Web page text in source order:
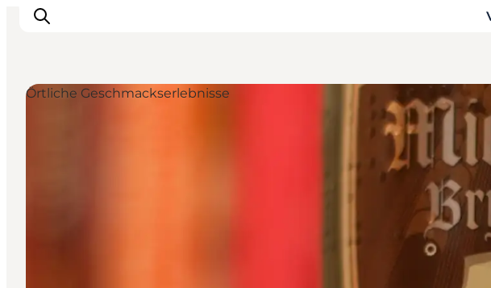
Örtliche Geschmackserlebnisse